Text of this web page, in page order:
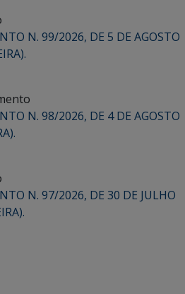
N. 99/2026, DE 5 DE AGOSTO
N. 98/2026, DE 4 DE AGOSTO
N. 97/2026, DE 30 DE JULHO